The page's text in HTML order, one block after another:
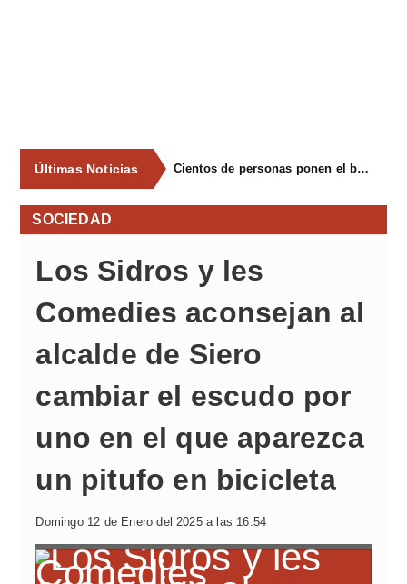
Últimas Noticias Cientos de personas ponen el broche final a las fiestas de La Salud de Lieres con la tradicional merienda
SOCIEDAD
Los Sidros y les
Comedies aconsejan al
alcalde de Siero
cambiar el escudo por
uno en el que aparezca
un pitufo en bicicleta
Domingo 12 de Enero del 2025 a las 16:54